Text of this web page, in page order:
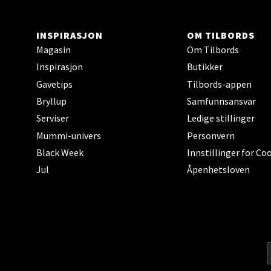
INSPIRASJON
Magasin
Inspirasjon
Gavetips
Bryllup
Serviser
Mummi-univers
Black Week
Jul
OM TILBORDS
Om Tilbords
Butikker
Tilbords-appen
Samfunnsansvar
Ledige stillinger
Personvern
Innstillinger for
Åpenhetsloven